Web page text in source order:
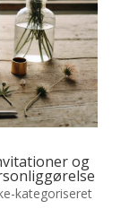
og
kategoriseret